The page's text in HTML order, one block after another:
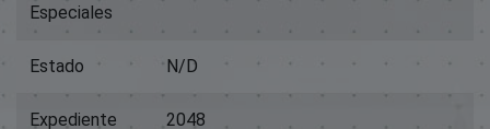
Especiales
Estado N/D
Expediente 2048